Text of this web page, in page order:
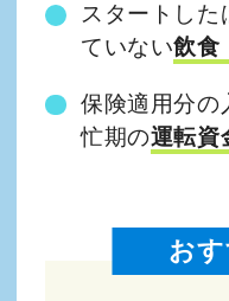
スタートした
ていない飲食
保険適用分の
忙期の運転資
お